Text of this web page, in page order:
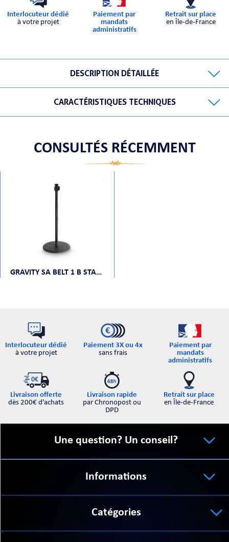
Interlocuteur dédié
à votre projet
Paiement par
mandats
administratifs
Retrait sur place
en Île-de-France
DESCRIPTION DÉTAILLÉE
CARACTÉRISTIQUES TECHNIQUES
CONSULTÉS RÉCEMMENT
GRAVITY SA BELT 1 B STAND SET 2
Interlocuteur dédié
à votre projet
Paiement 3X ou 4x
sans frais
Paiement par
mandats
administratifs
Livraison offerte
dès 200€ d’achats
Livraison rapide
par Chronopost ou
DPD
Retrait sur place
en Île-de-France
Une question? Un conseil?
Informations
Catégories